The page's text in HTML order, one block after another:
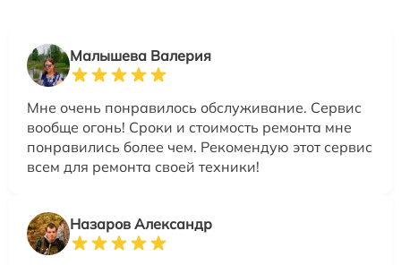
Малышева Валерия
Мне очень понравилось обслуживание. Сервис
вообще огонь! Сроки и стоимость ремонта мне
понравились более чем. Рекомендую этот сервис
всем для ремонта своей техники!
Назаров Александр